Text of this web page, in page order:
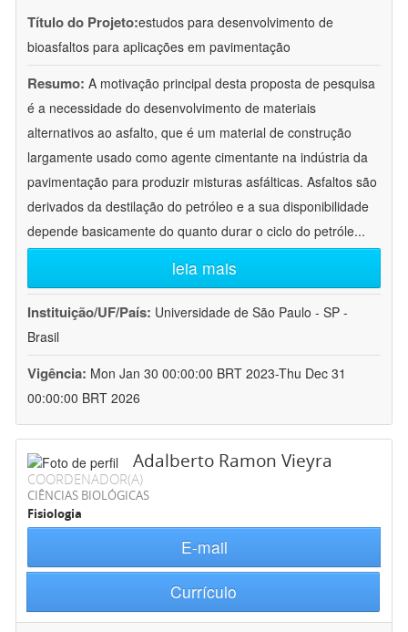
Título do Projeto:estudos para desenvolvimento de
bioasfaltos para aplicações em pavimentação
Resumo: A motivação principal desta proposta de pesquisa
é a necessidade do desenvolvimento de materiais
alternativos ao asfalto, que é um material de construção
largamente usado como agente cimentante na indústria da
pavimentação para produzir misturas asfálticas. Asfaltos são
derivados da destilação do petróleo e a sua disponibilidade
depende basicamente do quanto durar o ciclo do petróle...
leia mais
Instituição/UF/País: Universidade de São Paulo - SP -
Brasil
Vigência: Mon Jan 30 00:00:00 BRT 2023-Thu Dec 31
00:00:00 BRT 2026
Adalberto Ramon Vieyra
COORDENADOR(A)
CIÊNCIAS BIOLÓGICAS
Fisiologia
E-mail
Currículo